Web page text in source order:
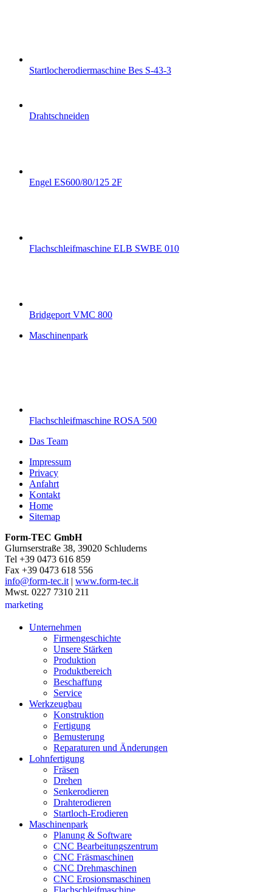
Startlocherodiermaschine Bes S-43-3
Drahtschneiden
Engel ES600/80/125 2F
Flachschleifmaschine ELB SWBE 010
Bridgeport VMC 800
Maschinenpark
Flachschleifmaschine ROSA 500
Das Team
Impressum
Privacy
Anfahrt
Kontakt
Home
Sitemap
Form-TEC GmbH
Glurnserstraße 38, 39020 Schluderns
Tel +39 0473 616 859
Fax +39 0473 618 556
info@form-tec.it | www.form-tec.it
Mwst. 0227 7310 211
marketing
Unternehmen
Firmengeschichte
Unsere Stärken
Produktion
Produktbereich
Beschaffung
Service
Werkzeugbau
Konstruktion
Fertigung
Bemusterung
Reparaturen und Änderungen
Lohnfertigung
Fräsen
Drehen
Senkerodieren
Drahterodieren
Startloch-Erodieren
Maschinenpark
Planung & Software
CNC Bearbeitungszentrum
CNC Fräsmaschinen
CNC Drehmaschinen
CNC Erosionsmaschinen
Flachschleifmaschine